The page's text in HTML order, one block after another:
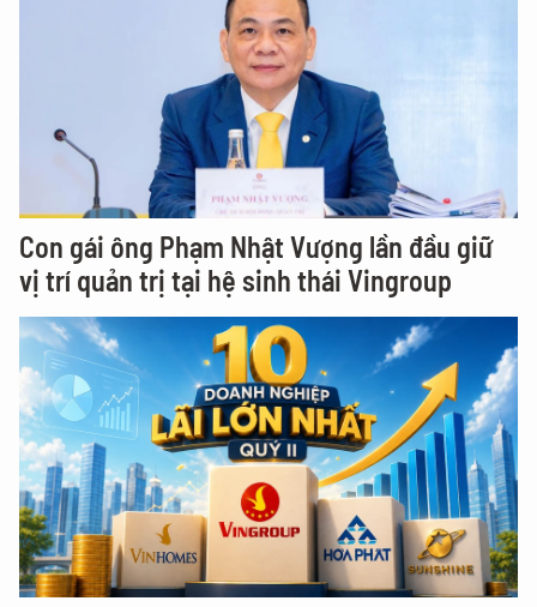
Con gái ông Phạm Nhật Vượng lần đầu giữ
vị trí quản trị tại hệ sinh thái Vingroup